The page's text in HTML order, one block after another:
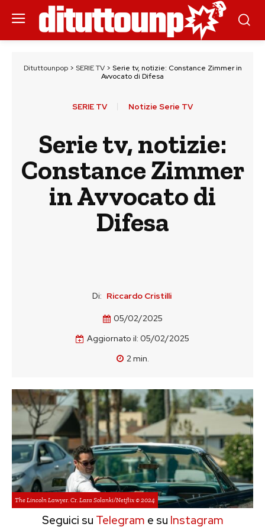
Dituttounpop> SERIE TV> Serie tv, notizie: Constance Zimmer in
Avvocato di Difesa
SERIE TV Notizie Serie TV
Serie tv, notizie:
Constance Zimmer
in Avvocato di
Difesa
Di: Riccardo Cristilli
05/02/2025
Aggiornato il: 05/02/2025
2min.
The Lincoln Lawyer. Cr. Lara Solanki/Netflix © 2024
Seguici su Telegram e su Instagram